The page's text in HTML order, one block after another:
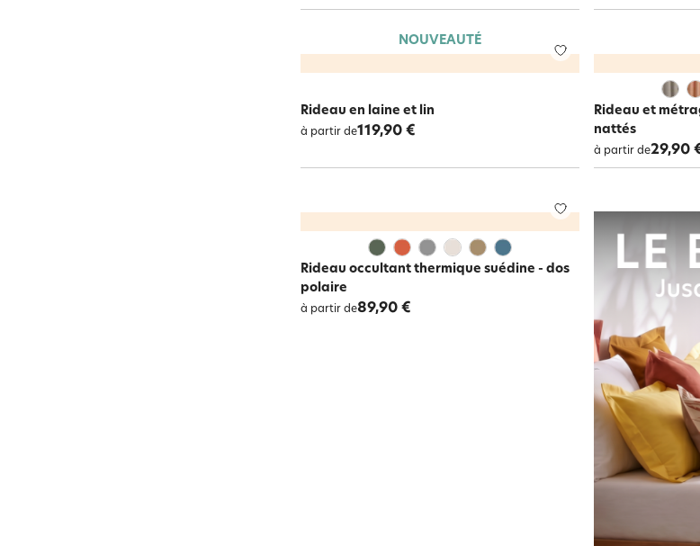
NOUVEAUTÉ
Rideau en laine et lin
à partir de119,90 €
Rideau et
nattés
à partir de29,90
Rideau occultant thermique suédine - dos
polaire
à partir de89,90 €